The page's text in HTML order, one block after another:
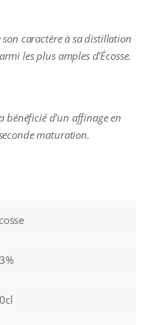
caractère à sa distillation
les plus amples d’Écosse.
bénéficié d’un affinage en
maturation.